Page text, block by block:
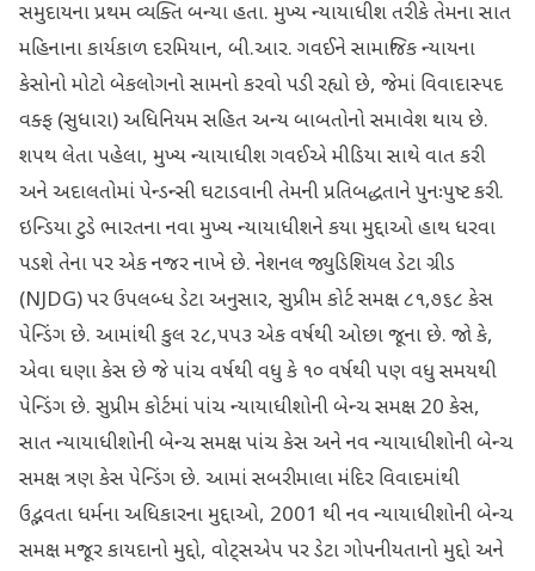
સમુદાયના પ્રથમ વ્યક્તિ બન્યા હતા. મુખ્ય ન્યાયાધીશ તરીકે તેમના સાત
મહિનાના કાર્યકાળ દરમિયાન, બી.આર. ગવઈને સામાજિક ન્યાયના
કેસોનો મોટો બેકલોગનો સામનો કરવો પડી રહ્યો છે, જેમાં વિવાદાસ્પદ
વક્ફ (સુધારા) અધિનિયમ સહિત અન્ય બાબતોનો સમાવેશ થાય છે.
શપથ લેતા પહેલા, મુખ્ય ન્યાયાધીશ ગવઈએ મીડિયા સાથે વાત કરી
અને અદાલતોમાં પેન્ડન્સી ઘટાડવાની તેમની પ્રતિબદ્ધતાને પુનઃપુષ્ટ કરી.
ઇન્ડિયા ટુડે ભારતના નવા મુખ્ય ન્યાયાધીશને કયા મુદ્દાઓ હાથ ધરવા
પડશે તેના પર એક નજર નાખે છે. નેશનલ જ્યુડિશિયલ ડેટા ગ્રીડ
(NJDG) પર ઉપલબ્ધ ડેટા અનુસાર, સુપ્રીમ કોર્ટ સમક્ષ ૮૧,૭૬૮ કેસ
પેન્ડિંગ છે. આમાંથી કુલ ૨૮,૫૫૩ એક વર્ષથી ઓછા જૂના છે. જો કે,
એવા ઘણા કેસ છે જે પાંચ વર્ષથી વધુ કે ૧૦ વર્ષથી પણ વધુ સમયથી
પેન્ડિંગ છે. સુપ્રીમ કોર્ટમાં પાંચ ન્યાયાધીશોની બેન્ચ સમક્ષ 20 કેસ,
સાત ન્યાયાધીશોની બેન્ચ સમક્ષ પાંચ કેસ અને નવ ન્યાયાધીશોની બેન્ચ
સમક્ષ ત્રણ કેસ પેન્ડિંગ છે. આમાં સબરીમાલા મંદિર વિવાદમાંથી
ઉદ્ભવતા ધર્મના અધિકારના મુદ્દાઓ, 2001 થી નવ ન્યાયાધીશોની બેન્ચ
સમક્ષ મજૂર કાયદાનો મુદ્દો, વોટ્સએપ પર ડેટા ગોપનીયતાનો મુદ્દો અને